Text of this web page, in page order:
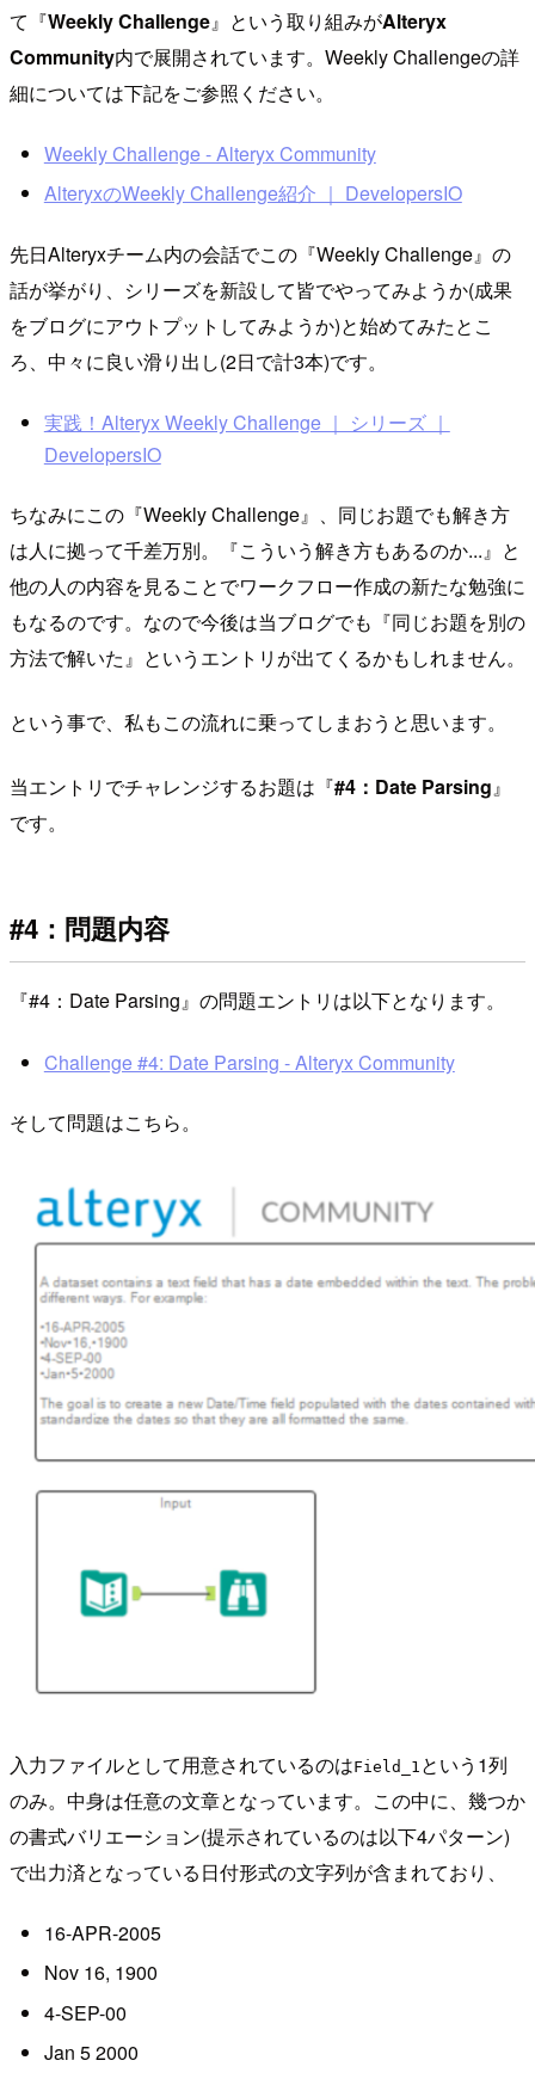
て『Weekly Challenge』という取り組みがAlteryx
Community内で展開されています。Weekly Challengeの詳
細については下記をご参照ください。
Weekly Challenge - Alteryx Community
AlteryxのWeekly Challenge紹介 ｜ DevelopersIO
先日Alteryxチーム内の会話でこの『Weekly Challenge』の
話が挙がり、シリーズを新設して皆でやってみようか(成果
をブログにアウトプットしてみようか)と始めてみたとこ
ろ、中々に良い滑り出し(2日で計3本)です。
実践！Alteryx Weekly Challenge ｜ シリーズ ｜
DevelopersIO
ちなみにこの『Weekly Challenge』、同じお題でも解き方
は人に拠って千差万別。『こういう解き方もあるのか...』と
他の人の内容を見ることでワークフロー作成の新たな勉強に
もなるのです。なので今後は当ブログでも『同じお題を別の
方法で解いた』というエントリが出てくるかもしれません。
という事で、私もこの流れに乗ってしまおうと思います。
当エントリでチャレンジするお題は『#4：Date Parsing』
です。
#4：問題内容
『#4：Date Parsing』の問題エントリは以下となります。
Challenge #4: Date Parsing - Alteryx Community
そして問題はこちら。
入力ファイルとして用意されているのはField_1 という1列
のみ。中身は任意の文章となっています。この中に、幾つか
の書式バリエーション(提示されているのは以下4パターン)
で出力済となっている日付形式の文字列が含まれており、
16-APR-2005
Nov 16, 1900
4-SEP-00
Jan 5 2000